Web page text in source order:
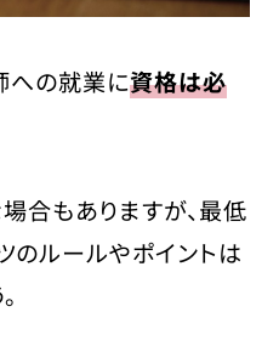
への就業に資格は必
合もありますが、最低
のルールやポイントは